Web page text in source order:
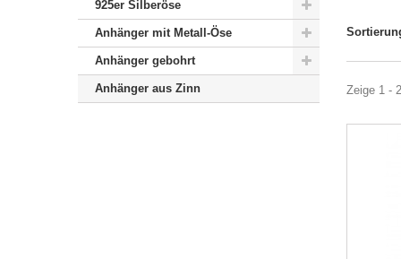
925er Silberöse
Anhänger mit Metall-Öse
Anhänger gebohrt
Anhänger aus Zinn Zeige 1 -